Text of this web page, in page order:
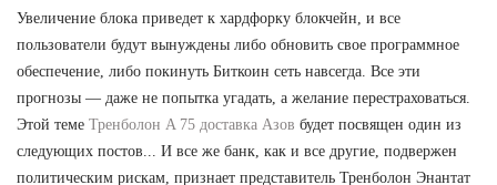
Увеличение блока приведет к хардфорку блокчейн, и все
пользователи будут вынуждены либо обновить свое программное
обеспечение, либо покинуть Биткоин сеть навсегда. Все эти
прогнозы — даже не попытка угадать, а желание перестраховаться.
Этой теме Тренболон A 75 доставка Азов будет посвящен один из
следующих постов... И все же банк, как и все другие, подвержен
политическим рискам, признает представитель Тренболон Энантат